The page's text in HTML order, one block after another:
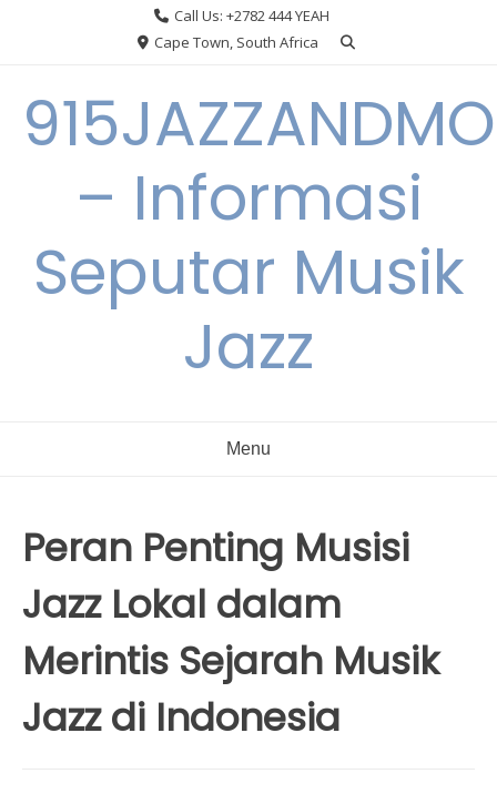
Call Us: +2782 444 YEAH
Cape Town, South Africa
– Informasi
Seputar Musik
Jazz
Menu
Peran Penting Musisi
Jazz Lokal dalam
Merintis Sejarah Musik
Jazz di Indonesia